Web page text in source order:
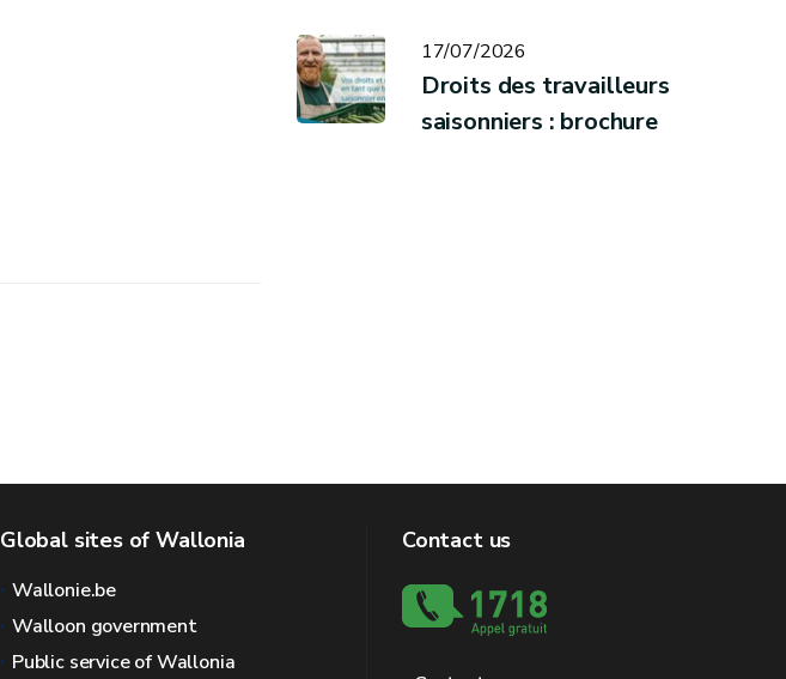
17/07/2026
Droits des travailleurs
saisonniers : brochure
Global sites of Wallonia
Wallonie.be
Walloon government
Public service of Wallonia
Contact us